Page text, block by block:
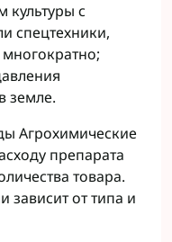
культуры с
спецтехники,
земле.
Агрохимические
препарата
товара.
зависит от типа и